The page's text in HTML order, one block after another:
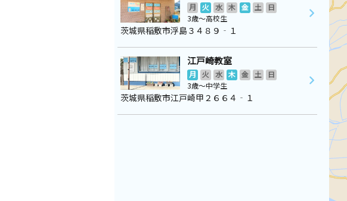
月 火 水 木 金 土
日
3歳～高校生
茨城県稲敷市浮島３４８９‐１
江戸崎教室
月 火 水 木 金 土
日
3歳～中学生
茨城県稲敷市江戸崎甲２６６４‐１